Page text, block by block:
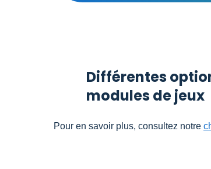
Différentes
modules de jeux
Pour en savoir plus, consultez notre